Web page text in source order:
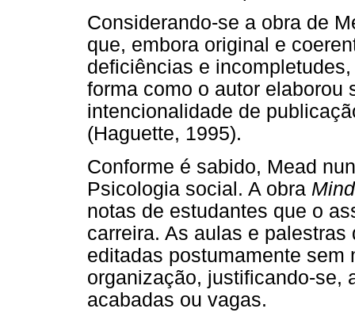
Considerando-se a obra de
que, embora original e
deficiências e
forma como o autor elaborou
intencionalidade de
(Haguette, 1995).
Conforme é sabido, Mead
Psicologia social. A obra
notas de estudantes que o
carreira. As aulas e
editadas postumamente sem
organização, justificando-se,
acabadas ou vagas.